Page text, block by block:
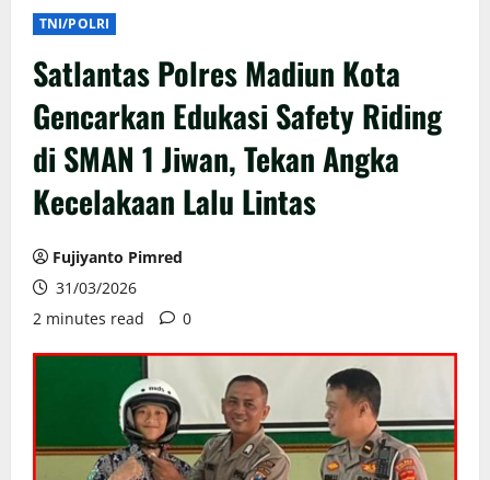
TNI/POLRI
Satlantas Polres Madiun Kota
Gencarkan Edukasi Safety Riding
di SMAN 1 Jiwan, Tekan Angka
Kecelakaan Lalu Lintas
Fujiyanto Pimred
31/03/2026
2 minutes read
0